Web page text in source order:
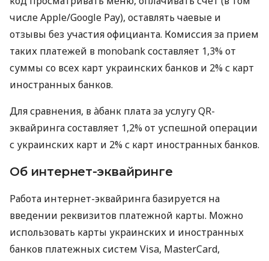
числе Apple/Google Pay), оставлять чаевые и
отзывы без участия официанта. Комиссия за прием
таких платежей в monobank составляет 1,3% от
суммы со всех карт украинских банков и 2% с карт
иностранных банков.
Для сравнения, в àбанк плата за услугу QR-
эквайринга составляет 1,2% от успешной операции
с украинских карт и 2% с карт иностранных банков.
Об интернет-эквайринге
Работа интернет-эквайринга базируется на
введении реквизитов платежной карты. Можно
использовать карты украинских и иностранных
банков платежных систем Visa, MasterCard,